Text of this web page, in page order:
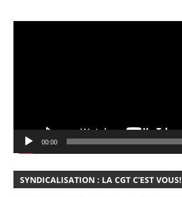
00:00
SYNDICALISATION : LA CGT C’EST VOUS!